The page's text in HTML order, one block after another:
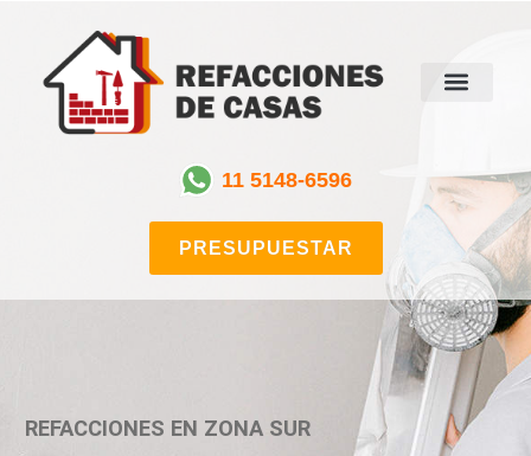
11 5148-6596
PRESUPUESTAR
REFACCIONES EN ZONA SUR